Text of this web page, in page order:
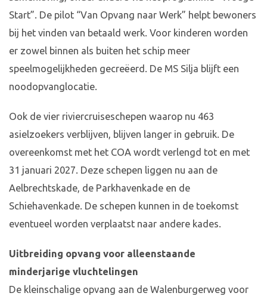
Start”. De pilot “Van Opvang naar Werk” helpt bewoners
bij het vinden van betaald werk. Voor kinderen worden
er zowel binnen als buiten het schip meer
speelmogelijkheden gecreëerd. De MS Silja blijft een
noodopvanglocatie.
Ook de vier riviercruiseschepen waarop nu 463
asielzoekers verblijven, blijven langer in gebruik. De
overeenkomst met het COA wordt verlengd tot en met
31 januari 2027. Deze schepen liggen nu aan de
Aelbrechtskade, de Parkhavenkade en de
Schiehavenkade. De schepen kunnen in de toekomst
eventueel worden verplaatst naar andere kades.
Uitbreiding opvang voor alleenstaande
minderjarige vluchtelingen
De kleinschalige opvang aan de Walenburgerweg voor